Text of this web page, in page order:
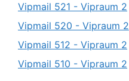
Vipmail 521 - Vipraum 2
Vipmail 520 - Vipraum 2
Vipmail 512 - Vipraum 2
Vipmail 510 - Vipraum 2